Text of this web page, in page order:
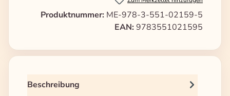
Produktnummer: ME-978-3-551-02159-5
EAN: 9783551021595
Beschreibung